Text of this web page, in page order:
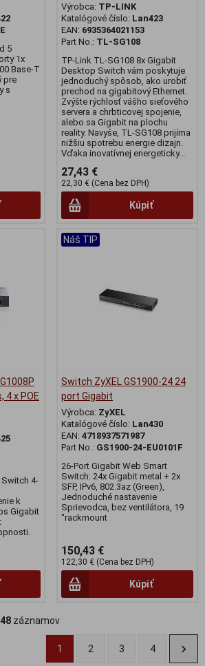
5
1x
Base-T
pre
s
Výrobca: TP-LINK
Katalógové číslo: Lan423
EAN: 6935364021153
Part No.: TL-SG108
TP-Link TL-SG108 8x Gigabit
Desktop Switch vám poskytuje
jednoduchý spôsob, ako urobiť
prechod na gigabitový Ethernet.
Zvýšte rýchlosť vášho sieťového
servera a chrbticovej spojenie,
alebo sa Gigabit na plochu
reality. Navyše, TL-SG108 prijíma
nižšiu spotrebu energie dizajn.
Vďaka inovatívnej energeticky...
27,43 €
22,30 € (Cena bez DPH)
Kúpiť
4 x POE
4-
k
Gigabit
Náš TIP
Switch ZyXEL GS1900-24 24
port Gigabit
Výrobca: ZyXEL
Katalógové číslo: Lan430
EAN: 4718937571987
Part No.: GS1900-24-EU0101F
26-Port Gigabit Web Smart
Switch: 24x Gigabit metal + 2x
SFP, IPv6, 802.3az (Green),
Jednoduché nastavenie
Sprievodca, bez ventilátora, 19
"rackmount
150,43 €
122,30 € (Cena bez DPH)
Kúpiť
48 záznamov
1 2 3 4